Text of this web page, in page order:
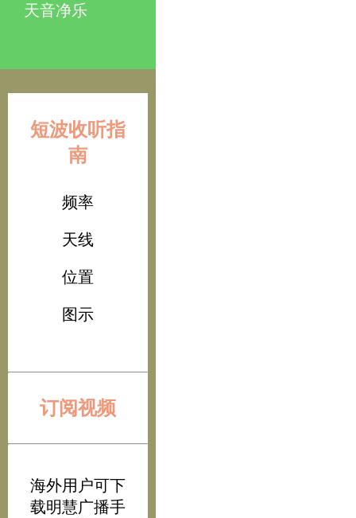
天音净乐
短波收听指
南
频率
天线
位置
图示
订阅视频
海外用户可下
载明慧广播手